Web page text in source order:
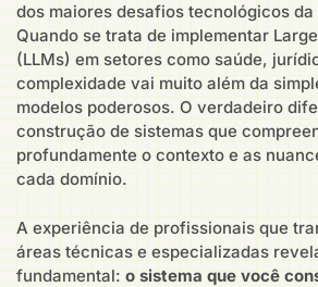
dos maiores desafios tecnológicos
Quando se trata de implementar
(LLMs) em setores como saúde,
complexidade vai muito além da
modelos poderosos. O verdadeiro
construção de sistemas que
profundamente o contexto e as
cada domínio.
A experiência de profissionais que
áreas técnicas e especializadas
fundamental: o sistema que você